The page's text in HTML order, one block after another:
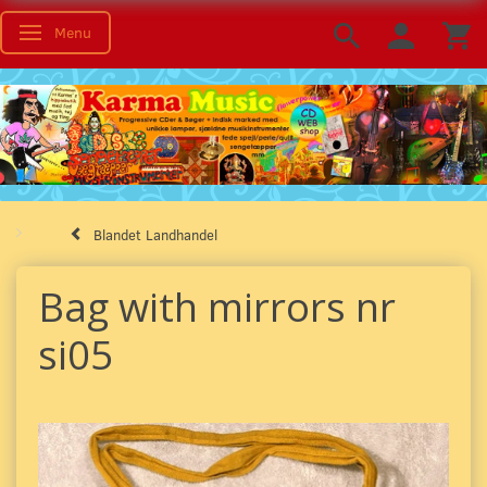
Toggle navigation
Menu
Blandet Landhandel
Bag with mirrors nr
si05